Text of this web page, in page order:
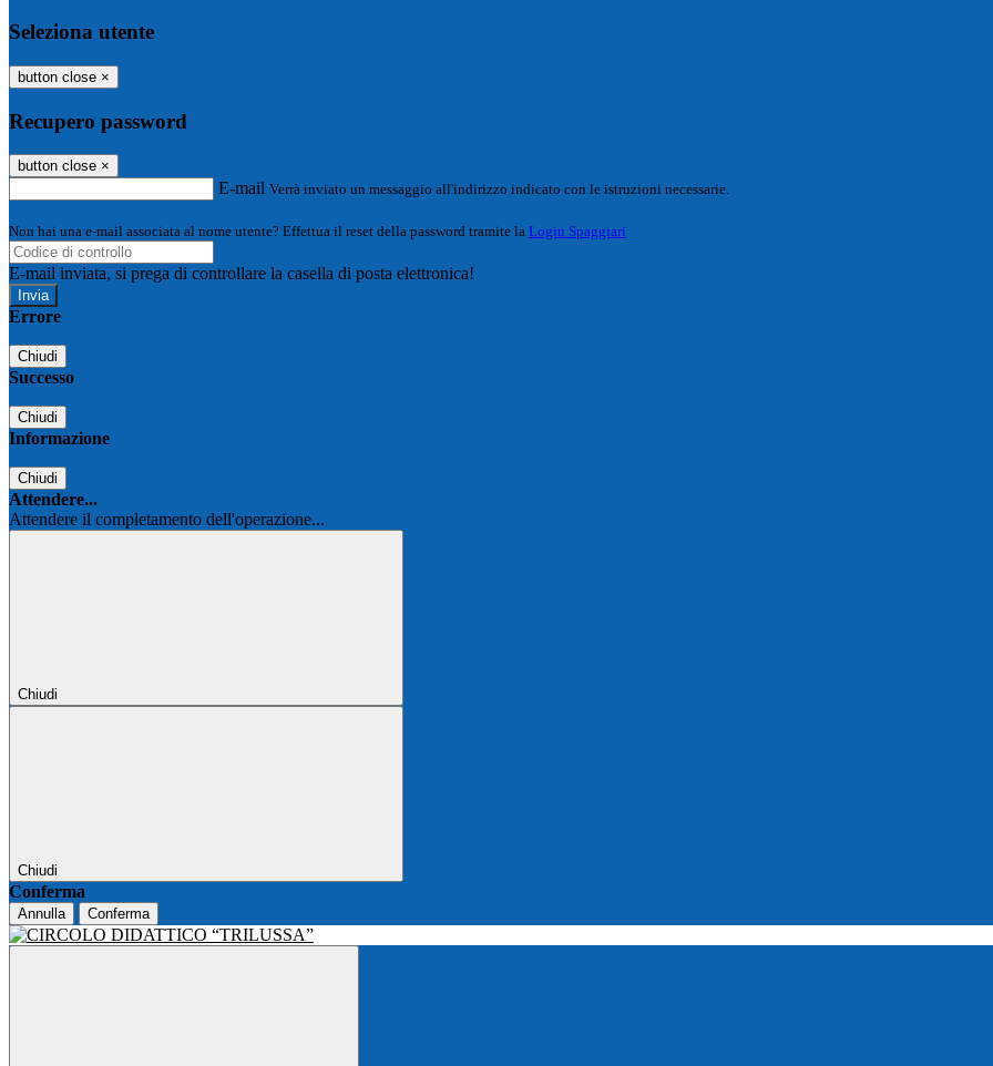
Seleziona utente
button close ×
Recupero password
button close ×
E-mail Verrà inviato un messaggio all'indirizzo indicato con le istruzioni necessarie.
Non hai una e-mail associata al nome utente? Effettua il reset della password tramite la Login Spaggiari
E-mail inviata, si prega di controllare la casella di posta elettronica!
Errore
Chiudi
Successo
Chiudi
Informazione
Chiudi
Attendere...
Attendere il completamento dell'operazione...
Chiudi
Chiudi
Conferma
Annulla Conferma